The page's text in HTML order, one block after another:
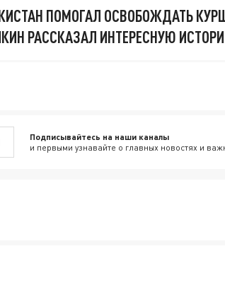
ПОМОГАЛ ОСВОБОЖДАТЬ
РАССКАЗАЛ ИНТЕРЕСНУЮ
Подписывайтесь на наши каналы
и первыми узнавайте о главных новостях и